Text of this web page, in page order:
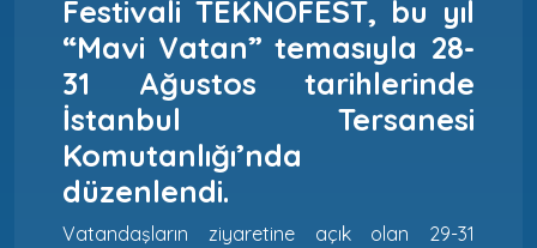
Festivali TEKNOFEST, bu yıl
“Mavi Vatan” temasıyla 28-
31 Ağustos tarihlerinde
İstanbul Tersanesi
Komutanlığı’nda
düzenlendi.
Vatandaşların ziyaretine açık olan 29-31